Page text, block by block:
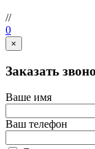
//
0
×
Заказать
Ваше имя
Ваш телефон